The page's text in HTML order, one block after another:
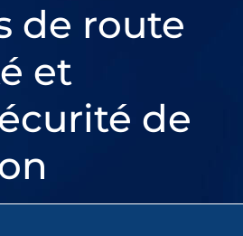
Youtube
de route
et
de